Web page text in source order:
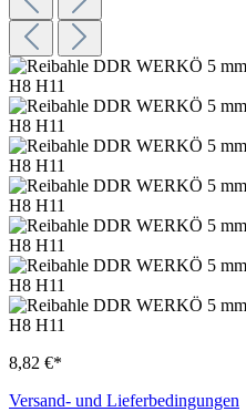
8,82 €*
Versand- und Lieferbedingungen